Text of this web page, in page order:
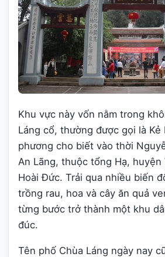
Khu vực này vốn nằm trong
Láng cổ, thường được gọi là Kẻ
phương cho biết vào thời
An Lãng, thuộc tổng Hạ,
Hoài Đức. Trải qua nhiều biến
trồng rau, hoa và cây ăn quả
từng bước trở thành một khu
đúc.
Tên phố Chùa Láng ngày nay